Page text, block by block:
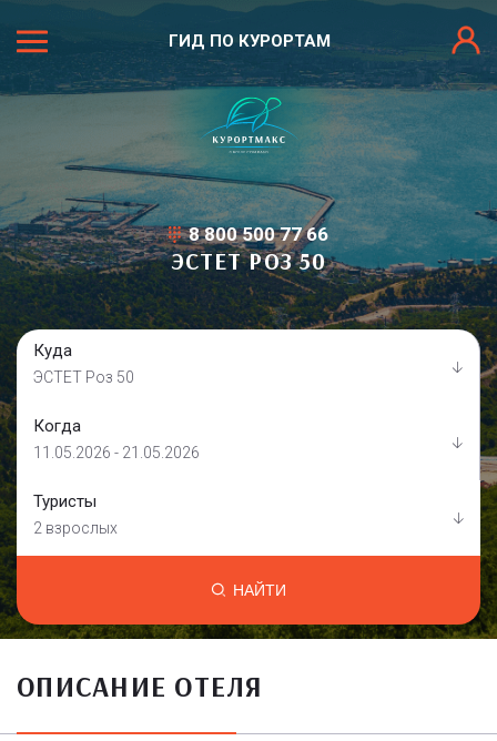
ГИД ПО КУРОРТАМ
8 800 500 77 66
ЭСТЕТ РОЗ 50
Куда
ЭСТЕТ Роз 50
Когда
11.05.2026 - 21.05.2026
Туристы
2 взрослых
НАЙТИ
ОПИСАНИЕ ОТЕЛЯ